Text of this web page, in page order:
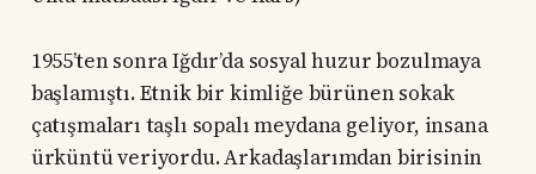
1955’ten sonra Iğdır’da sosyal huzur bozulmaya
başlamıştı. Etnik bir kimliğe bürünen sokak
çatışmaları taşlı sopalı meydana geliyor, insana
ürküntü veriyordu. Arkadaşlarımdan birisinin